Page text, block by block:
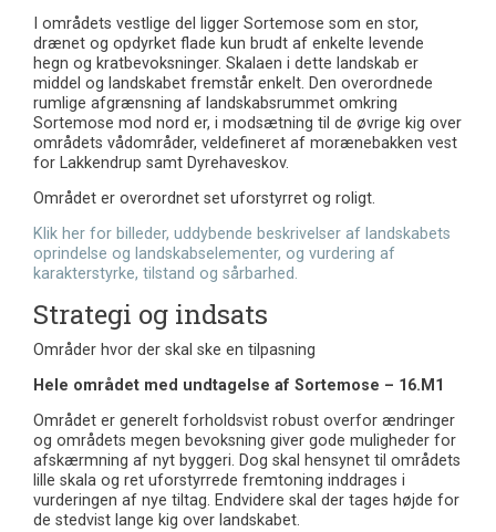
I områdets vestlige del ligger Sortemose som en stor,
drænet og opdyrket flade kun brudt af enkelte levende
hegn og kratbevoksninger. Skalaen i dette landskab er
middel og landskabet fremstår enkelt. Den overordnede
rumlige afgrænsning af landskabsrummet omkring
Sortemose mod nord er, i modsætning til de øvrige kig over
områdets vådområder, veldefineret af morænebakken vest
for Lakkendrup samt Dyrehaveskov.
Området er overordnet set uforstyrret og roligt.
Klik her for billeder, uddybende beskrivelser af landskabets
oprindelse og landskabselementer, og vurdering af
karakterstyrke, tilstand og sårbarhed.
Strategi og indsats
Områder hvor der skal ske en tilpasning
Hele området med undtagelse af Sortemose – 16.M1
Området er generelt forholdsvist robust overfor ændringer
og områdets megen bevoksning giver gode muligheder for
afskærmning af nyt byggeri. Dog skal hensynet til områdets
lille skala og ret uforstyrrede fremtoning inddrages i
vurderingen af nye tiltag. Endvidere skal der tages højde for
de stedvist lange kig over landskabet.